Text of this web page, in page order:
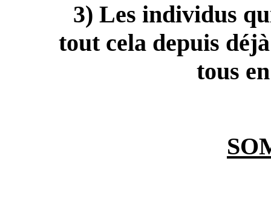
3) Les individus
tout cela depuis
tous